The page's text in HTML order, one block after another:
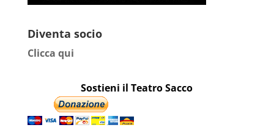
Diventa socio
Clicca qui
Sostieni il Teatro Sacco